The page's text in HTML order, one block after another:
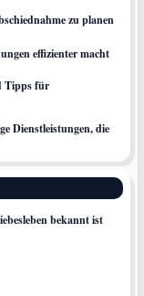
zu planen
effizienter macht
Tipps für
Dienstleistungen, die
bekannt ist